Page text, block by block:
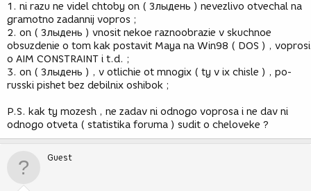
1. ni razu ne videl chtoby on ( Злыдень ) nevezlivo otvechal na
gramotno zadannij vopros ;
2. on ( Злыдень ) vnosit nekoe raznoobrazie v skuchnoe
obsuzdenie o tom kak postavit Maya na Win98 ( DOS ) , voprosi
o AIM CONSTRAINT i t.d. ;
3. on ( Злыдень ) , v otlichie ot mnogix ( ty v ix chisle ) , po-
russki pishet bez debilnix oshibok ;
P.S. kak ty mozesh , ne zadav ni odnogo voprosa i ne dav ni
odnogo otveta ( statistika foruma ) sudit o cheloveke ?
Guest